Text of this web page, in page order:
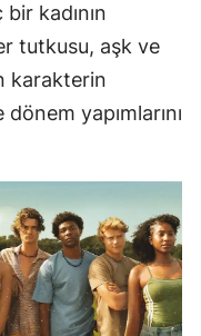
kadının
tutkusu, aşk ve
karakterin
yapımlarını